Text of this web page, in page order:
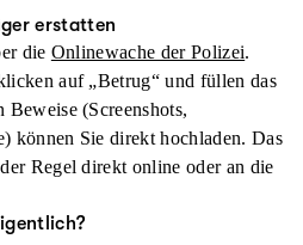
erstatten
die Onlinewache der Polizei.
auf „Betrug“ und füllen das
Beweise (Screenshots,
können Sie direkt hochladen. Das
Regel direkt online oder an die